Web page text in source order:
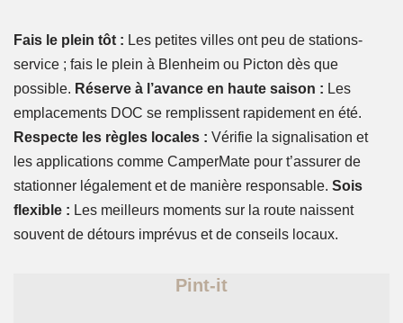
Fais le plein tôt : Les petites villes ont peu de stations-
service ; fais le plein à Blenheim ou Picton dès que
possible. Réserve à l’avance en haute saison : Les
emplacements DOC se remplissent rapidement en été.
Respecte les règles locales : Vérifie la signalisation et
les applications comme CamperMate pour t’assurer de
stationner légalement et de manière responsable. Sois
flexible : Les meilleurs moments sur la route naissent
souvent de détours imprévus et de conseils locaux.
Pint-it